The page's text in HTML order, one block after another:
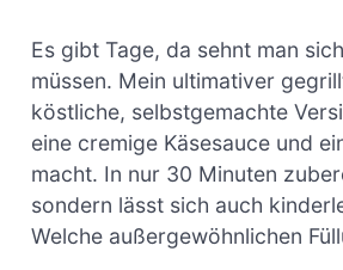
Es gibt Tage, da sehnt man
müssen. Mein ultimativer
köstliche, selbstgemachte
eine cremige Käsesauce und
macht. In nur 30 Minuten
sondern lässt sich auch
Welche außergewöhnlichen